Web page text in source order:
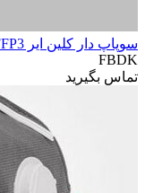
سوپاپ دار کلین ایر HY8232 FFP3
FBDK
تماس بگیرید